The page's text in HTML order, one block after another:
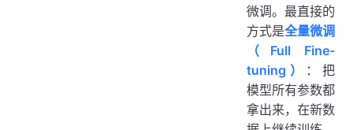
微调。最直接的
方式是全量微调
（Full Fine-
tuning）
：把
模型所有参数都
拿出来，在新数